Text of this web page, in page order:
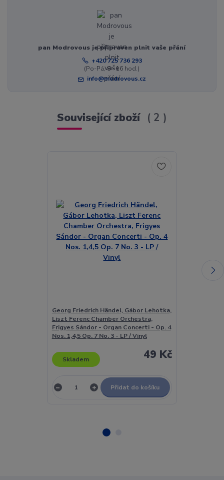
pan Modrovous je připraven plnit vaše přání
+420 725 736 293
(Po-Pá, 8 - 16 hod.)
info@modrovous.cz
Související zboží 2
Georg Friedrich Händel, Gábor Lehotka,
Liszt Ferenc Chamber Orchestra,
Frigyes Sándor - Organ Concerti - Op. 4
Nos. 1,4,5 Op. 7 No. 3 - LP / Vinyl
49 Kč
Skladem
Přidat do košíku